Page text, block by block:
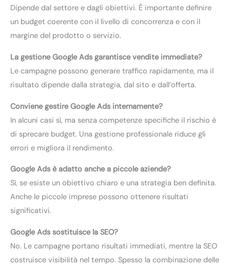
Dipende dal settore e dagli obiettivi. È importante definire
un budget coerente con il livello di concorrenza e con il
margine del prodotto o servizio.
La gestione Google Ads garantisce vendite immediate?
Le campagne possono generare traffico rapidamente, ma il
risultato dipende dalla strategia, dal sito e dall’offerta.
Conviene gestire Google Ads internamente?
In alcuni casi sì, ma senza competenze specifiche il rischio è
di sprecare budget. Una gestione professionale riduce gli
errori e migliora il rendimento.
Google Ads è adatto anche a piccole aziende?
Sì, se esiste un obiettivo chiaro e una strategia ben definita.
Anche le piccole imprese possono ottenere risultati
significativi.
Google Ads sostituisce la SEO?
No. Le campagne portano risultati immediati, mentre la SEO
costruisce visibilità nel tempo. Spesso la combinazione delle